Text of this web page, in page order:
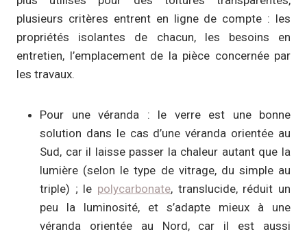
plusieurs critères entrent en ligne de compte : les
propriétés isolantes de chacun, les besoins en
entretien, l’emplacement de la pièce concernée par
les travaux.
Pour une véranda : le verre est une bonne
solution dans le cas d’une véranda orientée au
Sud, car il laisse passer la chaleur autant que la
lumière (selon le type de vitrage, du simple au
triple) ; le polycarbonate, translucide, réduit un
peu la luminosité, et s’adapte mieux à une
véranda orientée au Nord, car il est aussi